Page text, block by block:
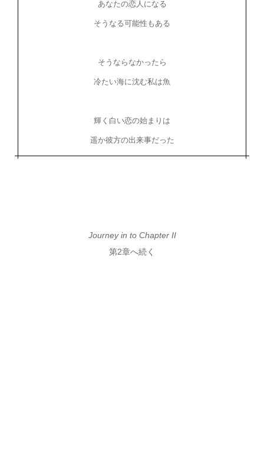
あなたの恋人になる
そうなる可能性もある
そうならなかったら
冷たい海に沈む私は魚
輝く白い恋の始まりは
遥か彼方の出来事だった
Journey in to Chapter II
第2章へ続く